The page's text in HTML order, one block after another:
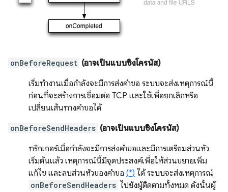
onBeforeRequest (อาจเป็นแบบซิงโครนัส)
เริ่มทำงานเมื่อกำลังจะมีการส่งคำขอ ระบบจะส่งเหตุการณ์นี้
ก่อนที่จะสร้างการเชื่อมต่อ TCP และใช้เพื่อยกเลิกหรือ
เปลี่ยนเส้นทางคำขอได้
onBeforeSendHeaders (อาจเป็นแบบซิงโครนัส)
ทริกเกอร์เมื่อกำลังจะมีการส่งคำขอและมีการเตรียมส่วนหัว
เริ่มต้นแล้ว เหตุการณ์นี้มีจุดประสงค์เพื่อให้ส่วนขยายเพิ่ม
แก้ไข และลบส่วนหัวของคำขอ (*) ได้ ระบบจะส่งเหตุการณ์
onBeforeSendHeaders ไปยังผู้ติดตามทั้งหมด ดังนั้นผู้